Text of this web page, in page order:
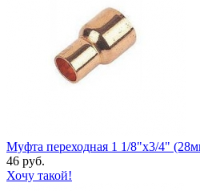
Муфта переходная 1 1/8"х3/4"
46 руб.
Хочу такой!